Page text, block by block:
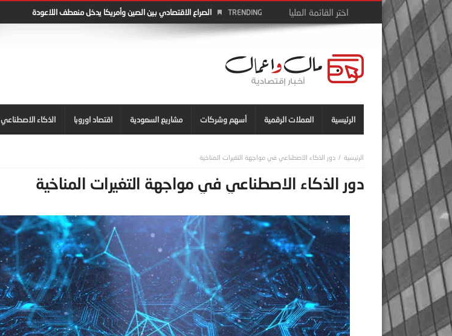
TRENDING الصراع الاقتصادي بين الصين وأمريكا يدخل منعطف اللاعودة
الرئيسية العملات الرقمية أسهم وشركات مشاريع السعودية اقتصاد اوروبا الذكاء الاصطناعي
دور الذكاء الاصطناعي في مواجهة التغيرات المناخية
دور الذكاء الاصطناعي في مواجهة التغيرات المناخية